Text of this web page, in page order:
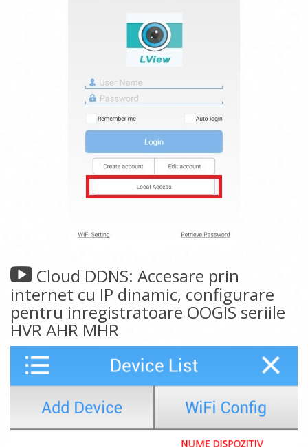
Cloud DDNS: Accesare prin
internet cu IP dinamic, configurare
pentru inregistratoare OOGIS seriile
HVR AHR MHR